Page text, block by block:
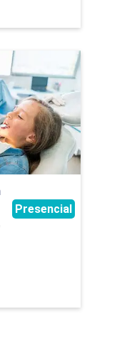
Presencial
em
do curso